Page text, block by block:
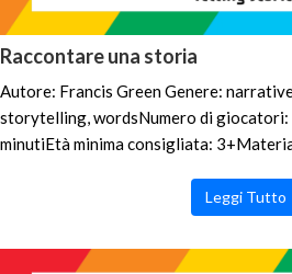
Raccontare una storia
Autore: Francis Green Genere:
storytelling, wordsNumero di
minutiEtà minima consigliata:
Leggi Tutto